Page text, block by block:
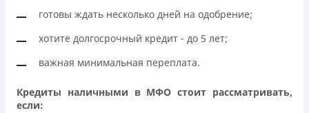
готовы ждать несколько дней на одобрение;
хотите долгосрочный кредит - до 5 лет;
важная минимальная переплата.
Кредиты наличными в МФО стоит рассматривать,
если: